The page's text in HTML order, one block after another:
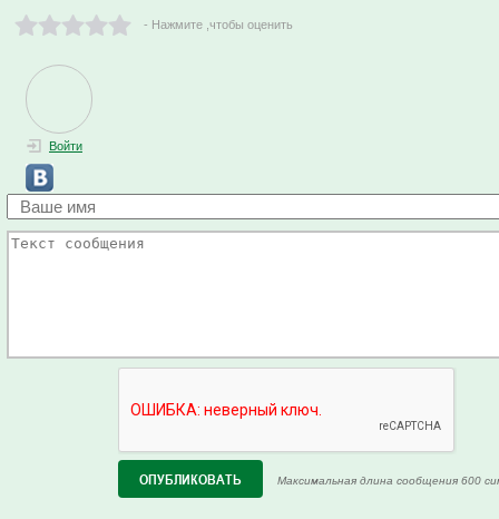
- Нажмите ,чтобы оценить
Войти
Максимальная длина сообщения 600